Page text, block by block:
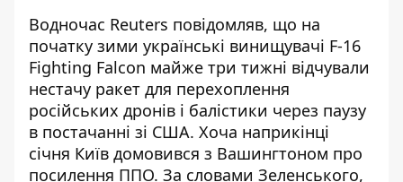
Водночас Reuters повідомляв, що на
початку зими українські винищувачі F-16
Fighting Falcon майже три тижні відчували
нестачу ракет для перехоплення
російських дронів і балістики через паузу
в постачанні зі США. Хоча наприкінці
січня Київ домовився з Вашингтоном про
посилення ППО. За словами Зеленського,